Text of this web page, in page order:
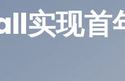
实现首